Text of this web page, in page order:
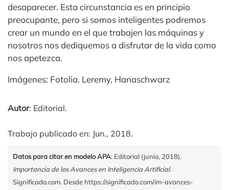
desaparecer. Esta circunstancia es en principio
preocupante, pero si somos inteligentes podremos
crear un mundo en el que trabajen las máquinas y
nosotros nos dediquemos a disfrutar de la vida como
nos apetezca.
Imágenes: Fotolia. Leremy, Hanaschwarz
Autor: Editorial.
Trabajo publicado en: Jun., 2018.
Datos para citar en modelo APA: Editorial (junio, 2018).
Importancia de los Avances en Inteligencia Artificial.
Significado.com. Desde https://significado.com/im-avances-